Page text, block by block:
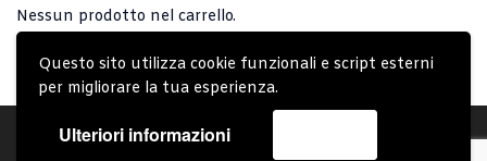
Questo sito utilizza cookie funzionali e script esterni
per migliorare la tua esperienza.
Ulteriori informazioni
Nessun prodotto nel carrello.
Account Condizioni Generali